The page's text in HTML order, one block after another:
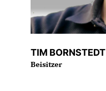
TIM BORNSTEDT
Beisitzer